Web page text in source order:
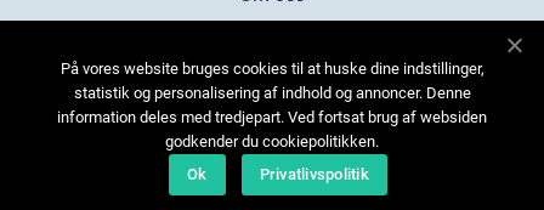
Kontakta oss
Sitemap
På vores website bruges cookies til at huske dine indstillinger,
statistik og personalisering af indhold og annoncer. Denne
information deles med tredjepart. Ved fortsat brug af websiden
godkender du cookiepolitikken.
Ok
Privatlivspolitik